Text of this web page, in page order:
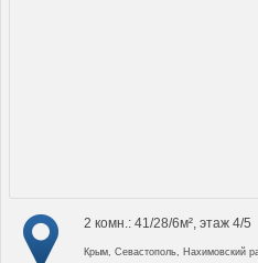
2 комн.: 41/28/6м², этаж 4/5
Крым, Севастополь, Нахимовский